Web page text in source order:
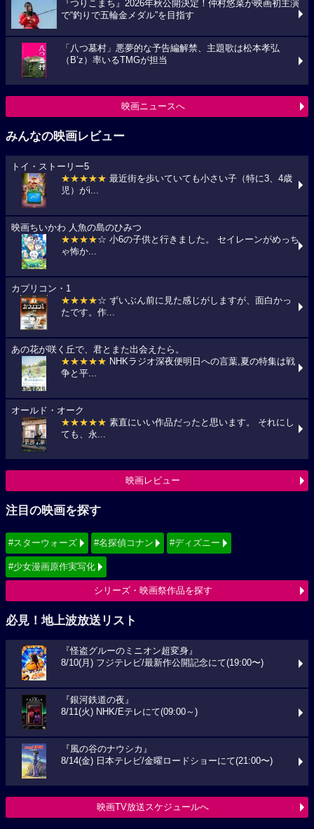
『つりこまち』2026年秋公開決定！仲村悠菜が映画初主演
で“釣りで五輪金メダル”を目指す
「八つ墓村」悪夢的な予告編解禁、主題歌は松本孝弘
（B’z）率いるTMGが担当
映画ニュースへ
みんなの映画レビュー
トイ・ストーリー5
★★★★★ 最近街を歩いていても小さい子（特に3、4歳
児）がi...
映画ちいかわ 人魚の島のひみつ
★★★★☆ 小6の子供と行きました。 セイレーンがめっち
ゃ怖か...
カプリコン・1
★★★★☆ ずいぶん前に見た感じがしますが、面白かっ
たです。作...
あの花が咲く丘で、君とまた出会えたら。
★★★★★ NHKラジオ深夜便明日への言葉,夏の特集は戦
争と平...
オールド・オーク
★★★★★ 素直にいい作品だったと思います。 それにし
ても、永...
映画レビュー
注目の映画を探す
#スターウォーズ #名探偵コナン #ディズニー
#少女漫画原作実写化
シリーズ・映画祭作品を探す
必見！地上波放送リスト
『怪盗グルーのミニオン超変身』
8/10(月) フジテレビ/最新作公開記念にて(19:00〜)
『銀河鉄道の夜』
8/11(火) NHK/Eテレにて(09:00～)
『風の谷のナウシカ』
8/14(金) 日本テレビ/金曜ロードショーにて(21:00〜)
映画TV放送スケジュールへ